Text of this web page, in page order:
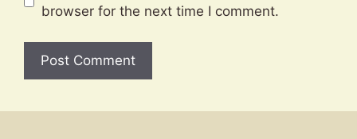
browser for the next time I comment.